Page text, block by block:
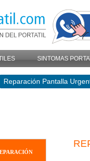
SINTOMAS
Reparación Pantalla